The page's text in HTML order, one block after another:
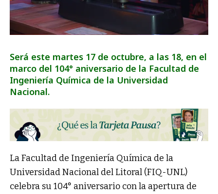
Será este martes 17 de octubre, a las 18, en el
marco del 104° aniversario de la Facultad de
Ingeniería Química de la Universidad
Nacional.
La Facultad de Ingeniería Química de la
Universidad Nacional del Litoral (FIQ-UNL)
celebra su 104° aniversario con la apertura de